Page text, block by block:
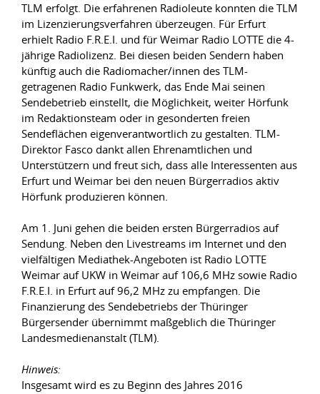
TLM erfolgt. Die erfahrenen Radioleute konnten die TLM
im Lizenzierungsverfahren überzeugen. Für Erfurt
erhielt Radio F.R.E.I. und für Weimar Radio LOTTE die 4-
jährige Radiolizenz. Bei diesen beiden Sendern haben
künftig auch die Radiomacher/innen des TLM-
getragenen Radio Funkwerk, das Ende Mai seinen
Sendebetrieb einstellt, die Möglichkeit, weiter Hörfunk
im Redaktionsteam oder in gesonderten freien
Sendeflächen eigenverantwortlich zu gestalten. TLM-
Direktor Fasco dankt allen Ehrenamtlichen und
Unterstützern und freut sich, dass alle Interessenten aus
Erfurt und Weimar bei den neuen Bürgerradios aktiv
Hörfunk produzieren können.
Am 1. Juni gehen die beiden ersten Bürgerradios auf
Sendung. Neben den Livestreams im Internet und den
vielfältigen Mediathek-Angeboten ist Radio LOTTE
Weimar auf UKW in Weimar auf 106,6 MHz sowie Radio
F.R.E.I. in Erfurt auf 96,2 MHz zu empfangen. Die
Finanzierung des Sendebetriebs der Thüringer
Bürgersender übernimmt maßgeblich die Thüringer
Landesmedienanstalt (TLM).
Hinweis:
Insgesamt wird es zu Beginn des Jahres 2016